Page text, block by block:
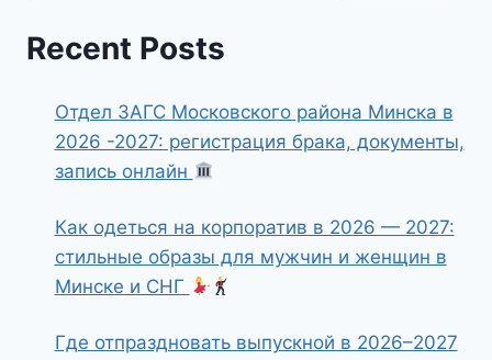
Recent Posts
Отдел ЗАГС Московского района Минска в
2026 -2027: регистрация брака, документы,
запись онлайн
Как одеться на корпоратив в 2026 — 2027:
стильные образы для мужчин и женщин в
Минске и СНГ
Где отпраздновать выпускной в 2026–2027